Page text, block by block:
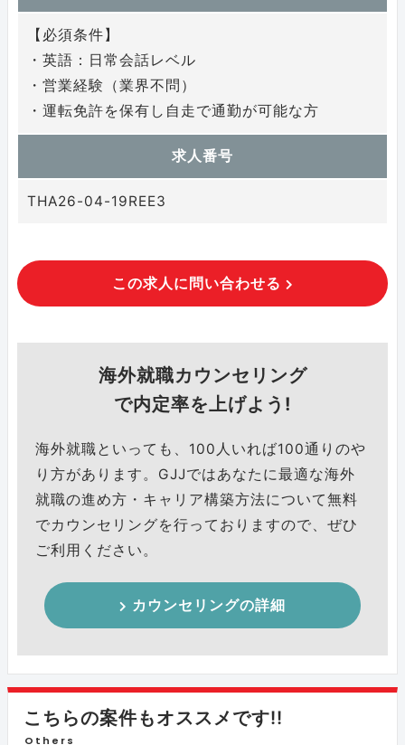
【必須条件】
・英語：日常会話レベル
・営業経験（業界不問）
・運転免許を保有し自走で通勤が可能な方
求人番号
THA26-04-19REE3
この求人に問い合わせる
海外就職カウンセリング
で内定率を上げよう!
海外就職といっても、100人いれば100通りのや
り方があります。GJJではあなたに最適な海外
就職の進め方・キャリア構築方法について無料
でカウンセリングを行っておりますので、ぜひ
ご利用ください。
カウンセリングの詳細
こちらの案件もオススメです!!
Others